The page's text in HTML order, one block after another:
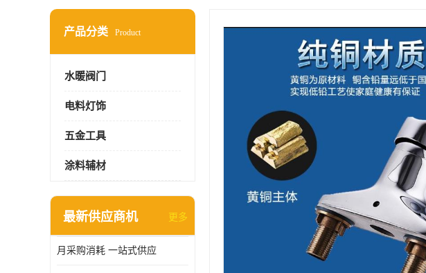
产品分类 Product
水暖阀门
电料灯饰
五金工具
涂料辅材
最新供应商机 更多
月采购消耗 一站式供应